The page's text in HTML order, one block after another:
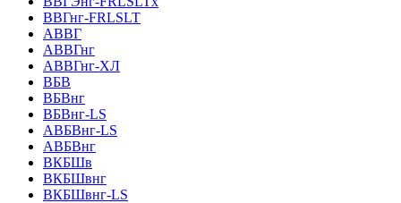
ВВГнг-FRLSLT
АВВГ
АВВГнг
АВВГнг-ХЛ
ВБВ
ВБВнг
ВБВнг-LS
АВБВнг-LS
АВБВнг
ВКБШв
ВКБШвнг
ВКБШвнг-LS